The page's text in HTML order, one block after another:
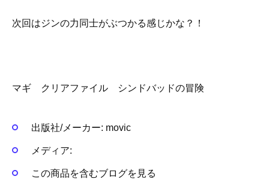
次回はジンの力同士がぶつかる感じかな？！
マギ クリアファイル シンドバッドの冒険
出版社/メーカー: movic
メディア:
この商品を含むブログを見る